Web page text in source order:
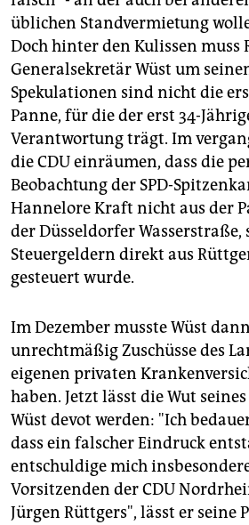
üblichen Standvermietung
Doch hinter den Kulissen muss
Generalsekretär Wüst um
Spekulationen sind nicht die
Panne, für die der erst 34-
Verantwortung trägt. Im
die CDU einräumen, dass die
Beobachtung der SPD-
Hannelore Kraft nicht aus der
der Düsseldorfer
Steuergeldern direkt aus
gesteuert wurde.
Im Dezember musste Wüst
unrechtmäßig Zuschüsse des
eigenen privaten
haben. Jetzt lässt die Wut
Wüst devot werden: "Ich
dass ein falscher Eindruck
entschuldige mich
Vorsitzenden der CDU
Jürgen Rüttgers", lässt er seine